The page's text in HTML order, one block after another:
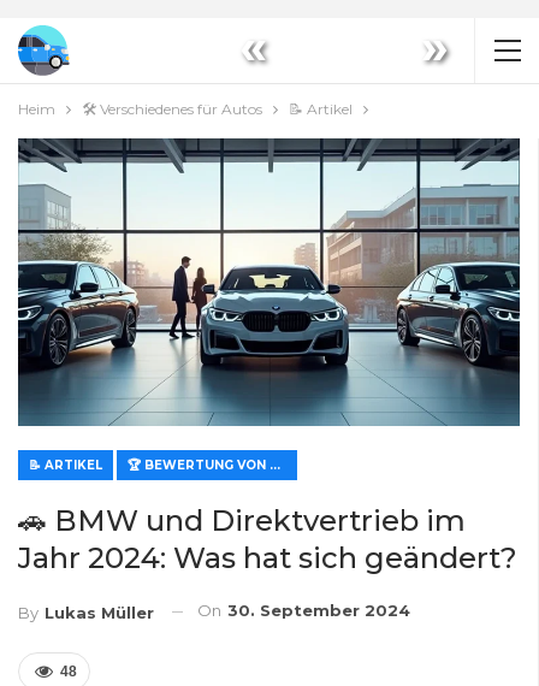
« »
Heim 🛠️ Verschiedenes für Autos 📝 Artikel
📝 ARTIKEL 🏆 BEWERTUNG VON MERKMALEN UND WERT
🚗 BMW und Direktvertrieb im
Jahr 2024: Was hat sich geändert?
By Lukas Müller On 30. September 2024
48